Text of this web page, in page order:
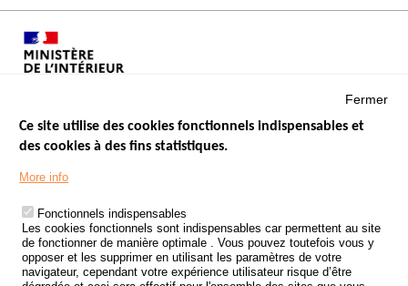
Menu
Footer
LES SITES PUBLICS
ÉTAT DE L’INSÉCURITÉ ROUTIÈRE
TRAITEMENT DES DONNÉES PERSONNELLES DES ACCIDENTS DE
LA ROUTE
ETUDES ET RECHERCHES
Fermer
Ce site utilise des cookies fonctionnels indispensables et
des cookies à des fins statistiques.
More info
Fonctionnels indispensables
Les cookies fonctionnels sont indispensables car permettent au site
de fonctionner de manière optimale . Vous pouvez toutefois vous y
opposer et les supprimer en utilisant les paramètres de votre
navigateur, cependant votre expérience utilisateur risque d’être